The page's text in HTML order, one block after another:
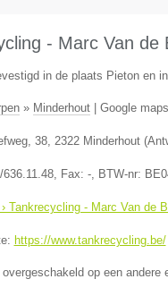
- Marc Van de
in de plaats Pieton en
» Minderhout| Google maps
38, 2322 Minderhout(
636.11.48, Fax: -, BTW-nr:
Tankrecycling - Marc Van de
https://www.tankrecycling.be/|
overgeschakeld op een andere